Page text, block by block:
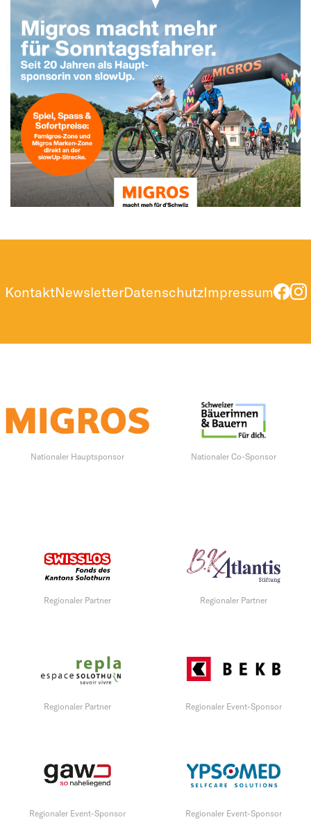
KontaktNewsletterDatenschutzImpressum
Nationaler Hauptsponsor Nationaler Co-Sponsor
Regionaler Partner Regionaler Partner
Regionaler Partner Regionaler Event-Sponsor
Regionaler Event-Sponsor Regionaler Event-Sponsor